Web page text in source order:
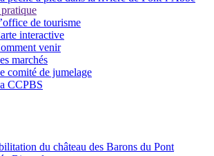
de tourisme
interactive
venir
marchés
comité de jumelage
CCPBS
du château des Barons du Pont